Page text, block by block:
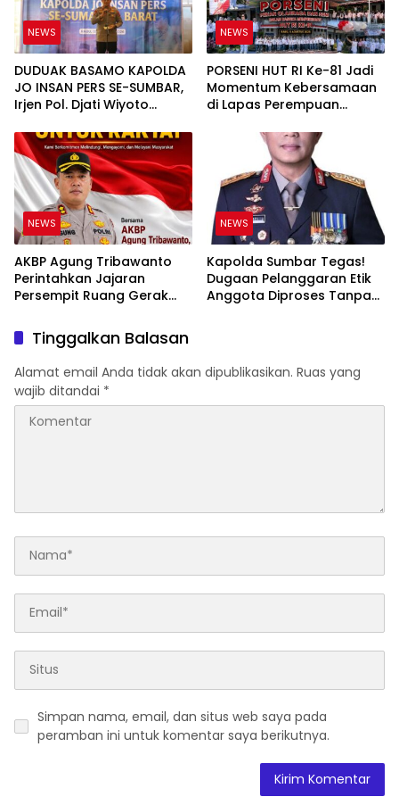
NEWS
DUDUAK BASAMO KAPOLDA
JO INSAN PERS SE-SUMBAR,
Irjen Pol. Djati Wiyoto
Ruang bagi Pelanggar
Hukum di Internal Polri
NEWS
PORSENI HUT RI Ke-81 Jadi
Momentum Kebersamaan
di Lapas Perempuan
NEWS
AKBP Agung Tribawanto
Perintahkan Jajaran
Persempit Ruang Gerak
Pasaman Barat
NEWS
Kapolda Sumbar Tegas!
Dugaan Pelanggaran Etik
Anggota Diproses Tanpa
Tinggalkan Balasan
Alamat email Anda tidak akan dipublikasikan. Ruas yang
wajib ditandai *
Simpan nama, email, dan situs web saya pada
peramban ini untuk komentar saya berikutnya.